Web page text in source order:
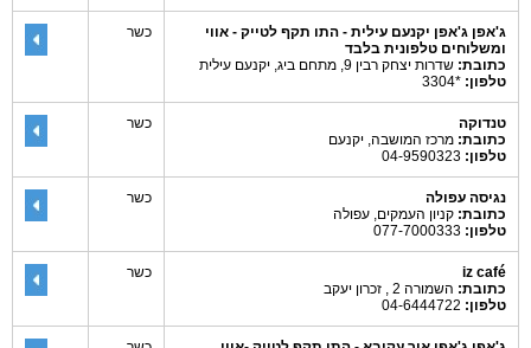
ג'אפן ג'אפן יקנעם עילית - התו תקף לטייק - אווי
ומשלוחים טלפונית בלבד
כתובת: שדרות יצחק רבין 9, מתחם ביג, יקנעם עילית
טלפון: *3304
כשר
טנדוקה
כתובת: מרכז המושבה, יקנעם
טלפון:
כשר
נגיסה עפולה
כתובת: קניון העמקים, עפולה
טלפון:
כשר
iz café
כתובת: השמורה 2 , זכרון יעקב
טלפון:
כשר